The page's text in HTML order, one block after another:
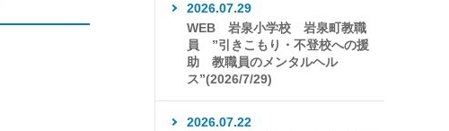
2026.07.29
WEB 岩泉小学校 岩泉町教職
員 ”引きこもり・不登校への援
助 教職員のメンタルヘル
ス”(2026/7/29)
2026.07.22